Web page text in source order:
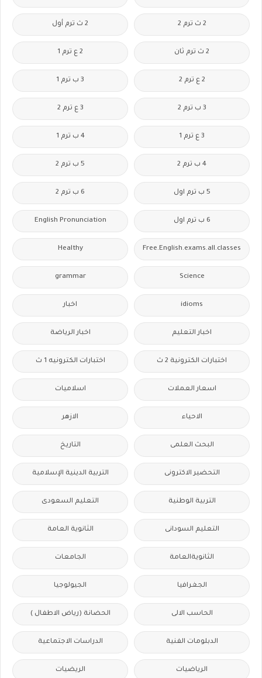
2 ث ترم 2 2 ث ترم أول
2 ث ترم ثان 2 ع ترم 1
2 ع ترم 2 3 ب ترم 1
3 ب ترم 2 3 ع ترم 2
3 ع ترم 1 4 ب ترم 1
4 ب ترم 2 5 ب ترم 2
5 ب ترم اول 6 ب ترم 2
6 ب ترم اول English Pronunciation
Free.English.exams.all.classes
Healthy
Science
grammar
idioms اخبار
اخبار التعليم اخبار الرياضة
اختبارات الكترونية 2 ث اختبارات الكترونيه 1 ث
اسعار العملات اسلاميات
الاحياء الازهر
البحث العلمى التاريخ
التحضير الاكترونى التربية الدينية الإسلامية
التربية الوطنية التعليم السعودى
التعليم السودانى الثانوية العامة
الثانويةالعامة الجامعات
الجغرافيا الجيولوجيا
الحاسب الالى الحضانة (رياض الاطفال )
الدبلومات الفنية الدراسات الاجتماعية
الرياضيات الريضيات